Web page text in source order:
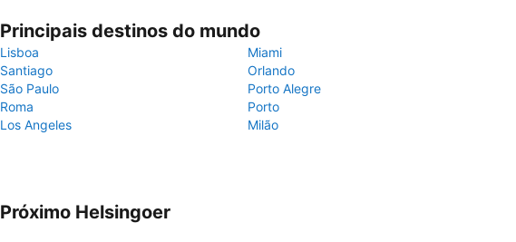
Principais destinos do mundo
Lisboa
Miami
Santiago
Orlando
São Paulo
Porto Alegre
Roma
Porto
Los Angeles
Milão
Próximo Helsingoer